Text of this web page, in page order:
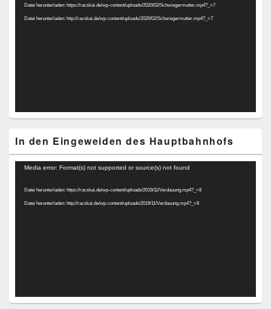
Datei herunterladen: https://racskai.de/wp-content/uploads/2020/02/Schwiegermutter.mp4?_=7
Datei herunterladen: http://racskai.de/wp-content/uploads/2020/02/Schwiegermutter.mp4?_=7
In den Eingeweiden des Hauptbahnhofs
Video-
Media error: Format(s) not supported or source(s) not found
Datei herunterladen: https://racskai.de/wp-content/uploads/2019/11/Verdauung.mp4?_=8
Datei herunterladen: http://racskai.de/wp-content/uploads/2019/11/Verdauung.mp4?_=8